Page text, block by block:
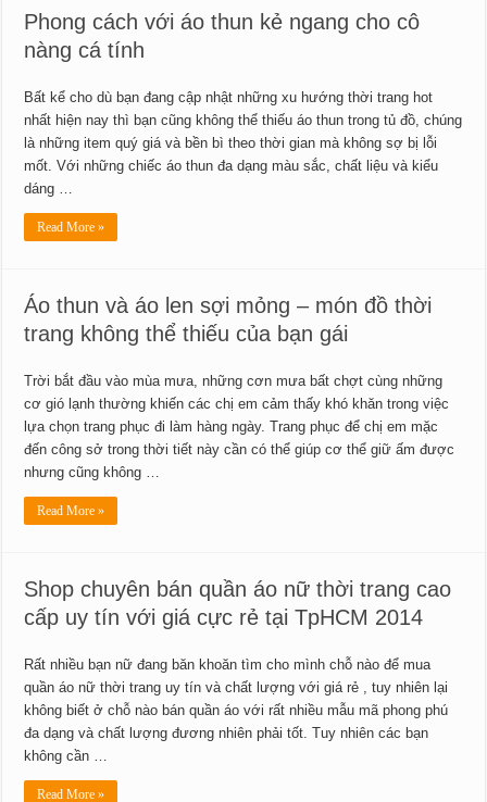
Phong cách với áo thun kẻ ngang cho cô
nàng cá tính
Bất kể cho dù bạn đang cập nhật những xu hướng thời trang hot
nhất hiện nay thì bạn cũng không thể thiếu áo thun trong tủ đồ, chúng
là những item quý giá và bền bì theo thời gian mà không sợ bị lỗi
mốt. Với những chiếc áo thun đa dạng màu sắc, chất liệu và kiểu
dáng …
Read More »
Áo thun và áo len sợi mỏng – món đồ thời
trang không thể thiếu của bạn gái
Trời bắt đầu vào mùa mưa, những cơn mưa bất chợt cùng những
cơ gió lạnh thường khiến các chị em cảm thấy khó khăn trong việc
lựa chọn trang phục đi làm hàng ngày. Trang phục để chị em mặc
đến công sở trong thời tiết này cần có thể giúp cơ thể giữ ấm được
nhưng cũng không …
Read More »
Shop chuyên bán quần áo nữ thời trang cao
cấp uy tín với giá cực rẻ tại TpHCM 2014
Rất nhiều bạn nữ đang băn khoăn tìm cho mình chỗ nào để mua
quần áo nữ thời trang uy tín và chất lượng với giá rẻ , tuy nhiên lại
không biết ở chỗ nào bán quần áo với rất nhiều mẫu mã phong phú
đa dạng và chất lượng đương nhiên phải tốt. Tuy nhiên các bạn
không cần …
Read More »